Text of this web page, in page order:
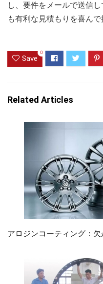
し、要件をメールで送信
も有利な見積もりを喜んで
Save
0
Related Articles
アロジンコーティング：